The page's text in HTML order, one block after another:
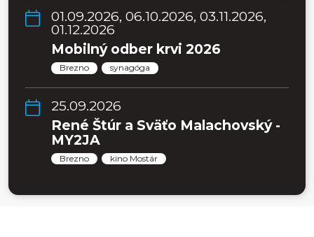
01.09.2026, 06.10.2026, 03.11.2026,
01.12.2026
Mobilný odber krvi 2026
Brezno synagóga
25.09.2026
René Štúr a Sväťo Malachovský -
MY2JA
Brezno kino Mostár